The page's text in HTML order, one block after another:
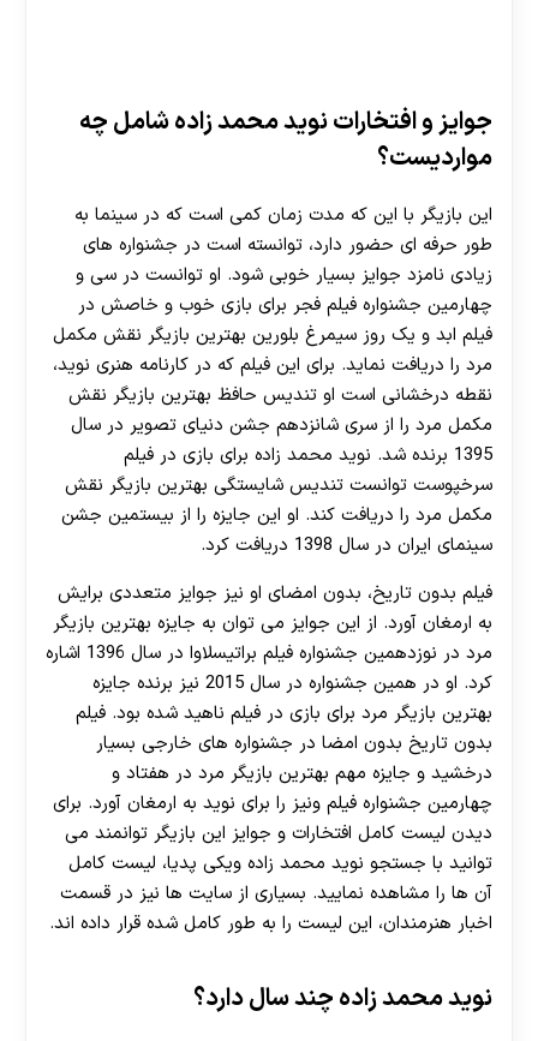
جوایز و افتخارات نوید محمد زاده شامل چه
مواردیست؟
این بازیگر با این که مدت زمان کمی است که در سینما به
طور حرفه ای حضور دارد، توانسته است در جشنواره های
زیادی نامزد جوایز بسیار خوبی شود. او توانست در سی و
چهارمین جشنواره فیلم فجر برای بازی خوب و خاصش در
فیلم ابد و یک روز سیمرغ بلورین بهترین بازیگر نقش مکمل
مرد را دریافت نماید. برای این فیلم که در کارنامه هنری نوید،
نقطه درخشانی است او تندیس حافظ بهترین بازیگر نقش
مکمل مرد را از سری شانزدهم جشن دنیای تصویر در سال
1395 برنده شد. نوید محمد زاده برای بازی در فیلم
سرخپوست توانست تندیس شایستگی بهترین بازیگر نقش
مکمل مرد را دریافت کند. او این جایزه را از بیستمین جشن
سینمای ایران در سال 1398 دریافت کرد.
فیلم بدون تاریخ، بدون امضای او نیز جوایز متعددی برایش
به ارمغان آورد. از این جوایز می توان به جایزه بهترین بازیگر
مرد در نوزدهمین جشنواره فیلم براتیسلاوا در سال 1396 اشاره
کرد. او در همین جشنواره در سال 2015 نیز برنده جایزه
بهترین بازیگر مرد برای بازی در فیلم ناهید شده بود. فیلم
بدون تاریخ بدون امضا در جشنواره های خارجی بسیار
درخشید و جایزه مهم بهترین بازیگر مرد در هفتاد و
چهارمین جشنواره فیلم ونیز را برای نوید به ارمغان آورد. برای
دیدن لیست کامل افتخارات و جوایز این بازیگر توانمند می
توانید با جستجو نوید محمد زاده ویکی پدیا، لیست کامل
آن ها را مشاهده نمایید. بسیاری از سایت ها نیز در قسمت
اخبار هنرمندان، این لیست را به طور کامل شده قرار داده اند.
نوید محمد زاده چند سال دارد؟